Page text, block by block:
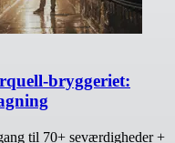
bryggeriet:
til 70+ seværdigheder +